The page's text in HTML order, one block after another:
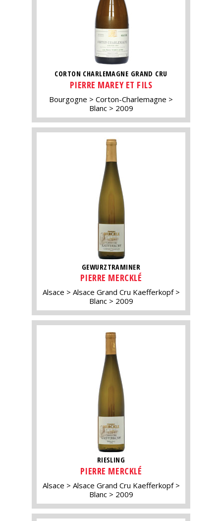
CORTON CHARLEMAGNE GRAND CRU
PIERRE MAREY ET FILS
Bourgogne
Corton-Charlemagne
Blanc
2009
GEWURZTRAMINER
PIERRE MERCKLÉ
Alsace
Alsace Grand Cru Kaefferkopf
Blanc
2009
RIESLING
PIERRE MERCKLÉ
Alsace
Alsace Grand Cru Kaefferkopf
Blanc
2009